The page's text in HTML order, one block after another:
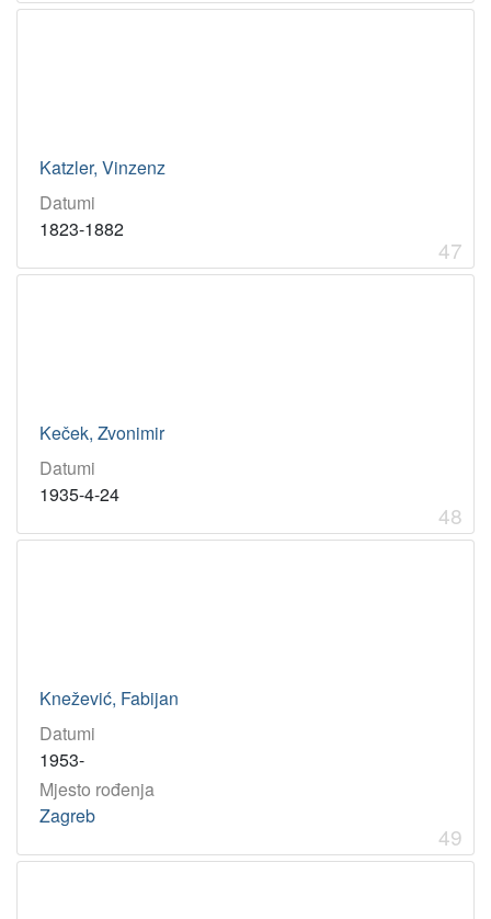
Katzler, Vinzenz
Datumi
1823-1882
47
Keček, Zvonimir
Datumi
1935-4-24
48
Knežević, Fabijan
Datumi
1953-
Mjesto rođenja
Zagreb
49